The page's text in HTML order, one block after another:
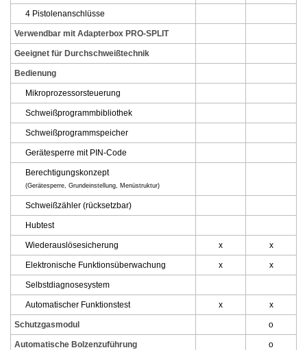
4 Pistolenanschlüsse
Verwendbar mit Adapterbox PRO-SPLIT
Geeignet für Durchschweißtechnik
Bedienung
Mikroprozessorsteuerung
Schweißprogrammbibliothek
Schweißprogrammspeicher
Gerätesperre mit PIN-Code
Berechtigungskonzept
(Gerätesperre, Grundeinstellung, Menüstruktur)
Schweißzähler (rücksetzbar)
Hubtest
Wiederauslösesicherung x x
Elektronische Funktionsüberwachung x x
Selbstdiagnosesystem
Automatischer Funktionstest x x
Schutzgasmodul o
Automatische Bolzenzuführung o